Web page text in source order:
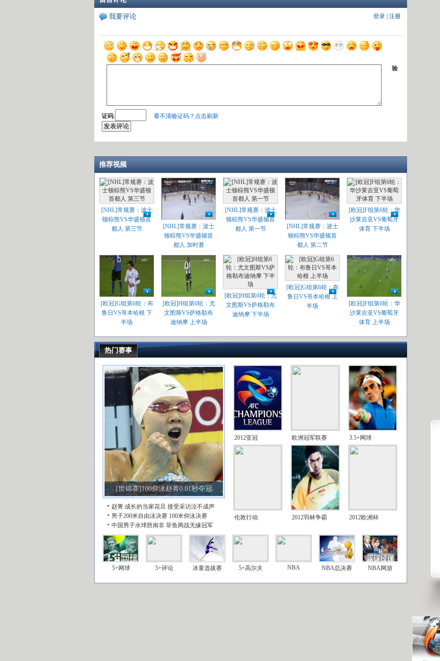
登录 注册
我要评论
验
证码: 看不清验证码？点击刷新
推荐视频
[NHL]常规赛：波士
顿棕熊VS华盛顿首
都人 第三节
[NHL]常规赛：波士
顿棕熊VS华盛顿首
都人 加时赛
[NHL]常规赛：波士
顿棕熊VS华盛顿首
都人 第一节
[NHL]常规赛：波士
顿棕熊VS华盛顿首
都人 第二节
[欧冠]F组第6轮：华
沙莱吉亚VS葡萄牙
体育 下半场
[欧冠]G组第6轮：布
鲁日VS哥本哈根 下
半场
[欧冠]H组第6轮：尤
文图斯VS萨格勒布
迪纳摩 上半场
[欧冠]H组第6轮：尤
文图斯VS萨格勒布
迪纳摩 下半场
[欧冠]G组第6轮：布
鲁日VS哥本哈根 上
半场
[欧冠]F组第6轮：华
沙莱吉亚VS葡萄牙
体育 上半场
热门赛事
[世锦赛]100仰泳赵菁0.01秒夺冠
赵菁:成长的当家花旦 接受采访泣不成声
男子200米自由泳决赛 100米仰泳决赛
中国男子水球胜南非 菲鱼两战无缘冠军
2012亚冠 欧洲冠军联赛 3.5+网球
伦敦行动 2012羽林争霸 2012欧洲杯
5+网球 5+评论 冰童选拔赛 5+高尔夫 NBA NBA总决赛 NBA网游